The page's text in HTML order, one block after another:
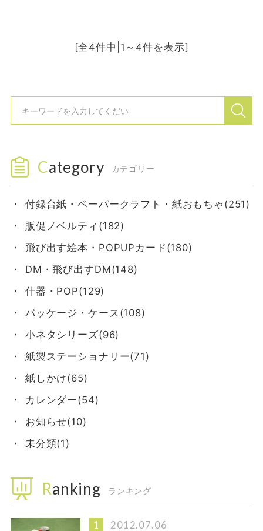
[全4件中|1～4件を表示]
Category カテゴリー
付録台紙・ペーパークラフト・紙おもちゃ(251)
販促ノベルティ(182)
飛び出す絵本・POPUPカード(180)
DM・飛び出すDM(148)
什器・POP(129)
パッケージ・ケース(108)
小ネタシリーズ(96)
紙製ステーショナリー(71)
紙しかけ(65)
カレンダー(54)
お知らせ(10)
未分類(1)
Ranking ランキング
2012.07.06